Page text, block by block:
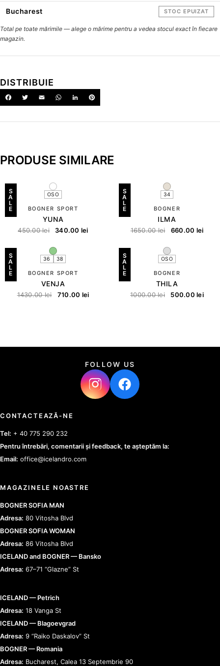
Bucharest STOC EPUIZAT
Total pe toate mărimile — alege o mărime pentru a vedea stocul exact în fiecare
magazin.
DISTRIBUIE
PRODUSE SIMILARE
S
A
L
E
OSO
BOGNER SPORT
YUNA
450.00lei 340.00 lei
S
A
L
E
34
BOGNER
ILMA
1650.00lei 660.00 lei
S
A
L
E
36 38
BOGNER SPORT
VENJA
1430.00lei 710.00 lei
S
A
L
E
OSO
BOGNER
THILA
1000.00lei 500.00lei
FOLLOW US
CONTACTEAZĂ-NE
Tel: + 40 775 290 232
Pentru întrebări, comentarii și feedback, te așteptăm la:
Email: office@icelandro.com
MAGAZINELE NOASTRE
BOGNER SOFIA MAN
Adresa: 80 Vitosha Blvd
BOGNER SOFIA WOMAN
Adresa: 86 Vitosha Blvd
ICELAND and BOGNER — Bansko
Adresa: 67–71 “Glazne” St
ICELAND — Petrich
Adresa: 18 Vanga St
ICELAND — Blagoevgrad
Adresa: 9 “Raiko Daskalov” St
BOGNER — Romania
Adresa: Bucharest, Calea 13 Septembrie 90